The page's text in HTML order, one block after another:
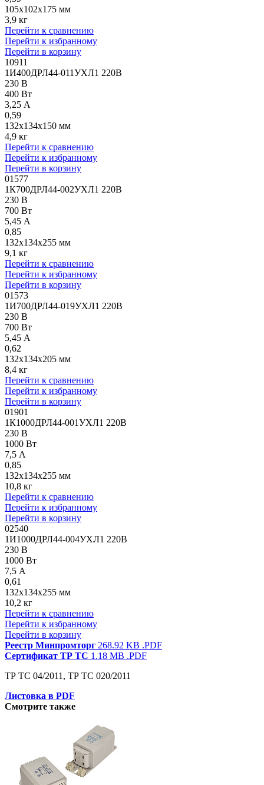
105x102x175 мм
3,9 кг
Перейти к сравнению
Перейти к избранному
Перейти в корзину
10911
1И400ДРЛ44-011УХЛ1 220В
230 В
400 Вт
3,25 А
0,59
132x134x150 мм
4,9 кг
Перейти к сравнению
Перейти к избранному
Перейти в корзину
01577
1К700ДРЛ44-002УХЛ1 220В
230 В
700 Вт
5,45 А
0,85
132x134x255 мм
9,1 кг
Перейти к сравнению
Перейти к избранному
Перейти в корзину
01573
1И700ДРЛ44-019УХЛ1 220В
230 В
700 Вт
5,45 А
0,62
132x134x205 мм
8,4 кг
Перейти к сравнению
Перейти к избранному
Перейти в корзину
01901
1К1000ДРЛ44-001УХЛ1 220В
230 В
1000 Вт
7,5 А
0,85
132x134x255 мм
10,8 кг
Перейти к сравнению
Перейти к избранному
Перейти в корзину
02540
1И1000ДРЛ44-004УХЛ1 220В
230 В
1000 Вт
7,5 А
0,61
132x134x255 мм
10,2 кг
Перейти к сравнению
Перейти к избранному
Перейти в корзину
Реестр Минпромторг 268.92 KB .PDF
Сертификат ТР ТС 1.18 MB .PDF
ТР ТС 04/2011, ТР ТС 020/2011
Листовка в PDF
Смотрите также